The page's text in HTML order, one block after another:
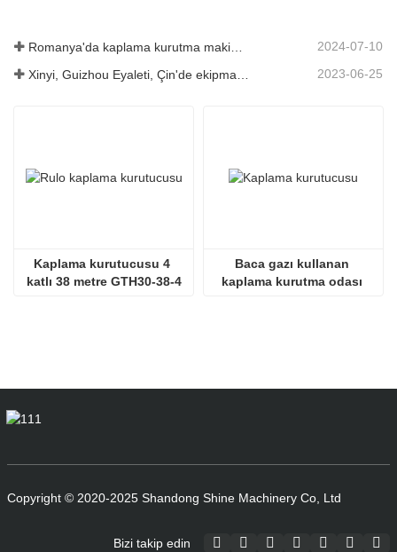
2024-07-10
Xinyi, Guizhou Eyaleti, Çin'de ekipman lansmanı 2023-06-25
Kaplama kurutucusu 4
katlı 38 metre GTH30-38-4
Baca gazı kullanan
kaplama kurutma odası
Copyright © 2020-2025 Shandong Shine Machinery Co, Ltd
Bizi takip edin